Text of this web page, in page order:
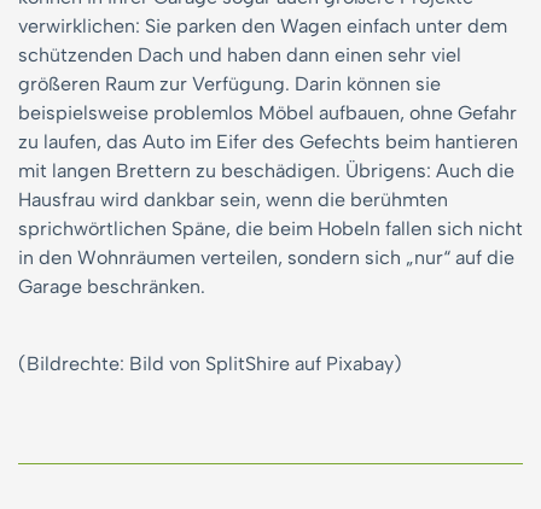
verwirklichen: Sie parken den Wagen einfach unter dem
schützenden Dach und haben dann einen sehr viel
größeren Raum zur Verfügung. Darin können sie
beispielsweise problemlos Möbel aufbauen, ohne Gefahr
zu laufen, das Auto im Eifer des Gefechts beim hantieren
mit langen Brettern zu beschädigen. Übrigens: Auch die
Hausfrau wird dankbar sein, wenn die berühmten
sprichwörtlichen Späne, die beim Hobeln fallen sich nicht
in den Wohnräumen verteilen, sondern sich „nur“ auf die
Garage beschränken.
(Bildrechte: Bild von SplitShire auf Pixabay)